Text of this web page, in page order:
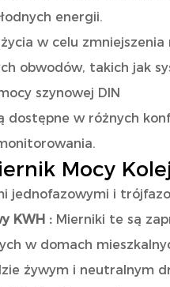
energii.
w celu
obwodów, takich jak
szynowej DIN
dostępne w różnych
Mocy
jednofazowymi i
KWH : Mierniki te są
w domach
żywym i neutralnym